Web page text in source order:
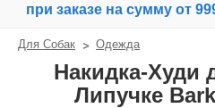
при заказе на сумму от
Для Собак Одежда
Накидка-Худи
Липучке